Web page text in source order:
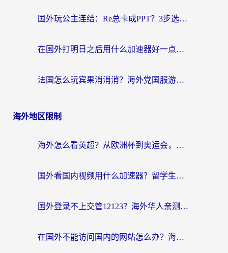
国外玩公主连结：Re总卡成PPT？3步选对加速器，畅玩国服无压力
在国外打明日之后用什么加速器好一点？海外玩家亲测有效的国服游戏加速指南
法国怎么玩宾果消消消？海外党国服游戏加速器终极指南（附漫威召唤与合成解决办法）
海外地区限制
海外怎么看英超？从欧洲杯到奥运会，一份让你不卡壳的中文解说观看指南
国外看国内视频用什么加速器？留学生和海外华人的实用指南
国外登录不上交管12123？海外华人亲测有效的回国加速器选择指南
在国外不能访问国内的网站怎么办？海外党必看的无缝回国上网指南